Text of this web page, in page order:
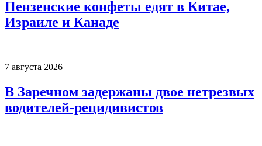
Пензенские конфеты едят в Китае,
Израиле и Канаде
7 августа 2026
В Заречном задержаны двое нетрезвых
водителей-рецидивистов